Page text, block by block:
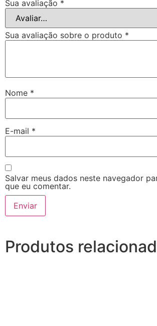
Sua avaliação *
Sua avaliação sobre o produto *
Nome *
E-mail *
Salvar meus dados neste navegador
que eu comentar.
Produtos